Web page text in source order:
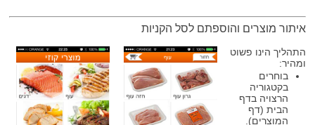
איתור מוצרים והוספתם לסל הקניות
התהליך הינו פשוט
ומהיר:
בוחרים
בקטגוריה
הרצויה בדף
הבית (דף
המוצרים).